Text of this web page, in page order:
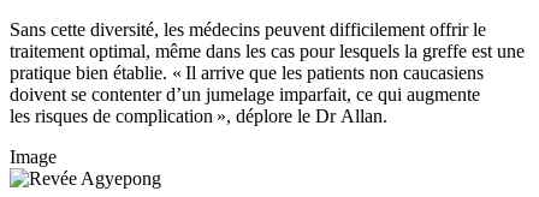
Sans cette diversité, les médecins peuvent difficilement offrir le
traitement optimal, même dans les cas pour lesquels la greffe est une
pratique bien établie. « Il arrive que les patients non caucasiens
doivent se contenter d’un jumelage imparfait, ce qui augmente
les risques de complication », déplore le Dr Allan.
Image